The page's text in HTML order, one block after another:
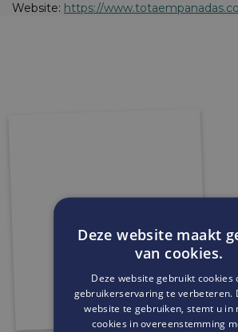
Website: https://
Deze website maakt
van cookies.
Deze website gebruikt cookies
gebruikerservaring te verbeteren.
website te gebruiken, stemt u in
cookies in overeenstemming